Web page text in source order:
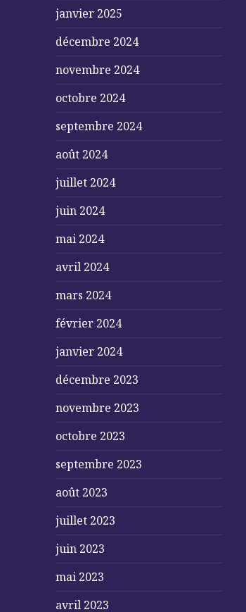
janvier 2025
décembre 2024
novembre 2024
octobre 2024
septembre 2024
août 2024
juillet 2024
juin 2024
mai 2024
avril 2024
mars 2024
février 2024
janvier 2024
décembre 2023
novembre 2023
octobre 2023
septembre 2023
août 2023
juillet 2023
juin 2023
mai 2023
avril 2023